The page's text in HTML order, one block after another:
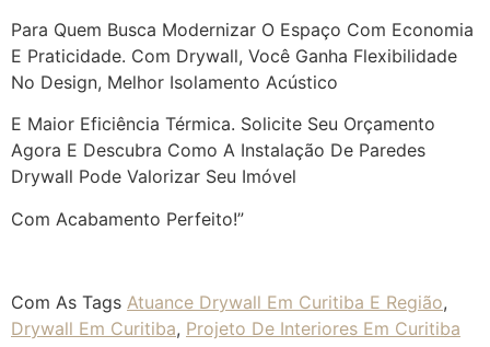
Para Quem Busca Modernizar O Espaço Com Economia
E Praticidade. Com Drywall, Você Ganha Flexibilidade
No Design, Melhor Isolamento Acústico
E Maior Eficiência Térmica. Solicite Seu Orçamento
Agora E Descubra Como A Instalação De Paredes
Drywall Pode Valorizar Seu Imóvel
Com Acabamento Perfeito!”
Com As Tags Atuance Drywall Em Curitiba E Região,
Drywall Em Curitiba, Projeto De Interiores Em Curitiba